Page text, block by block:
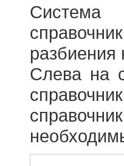
Система
разбиения
Слева на